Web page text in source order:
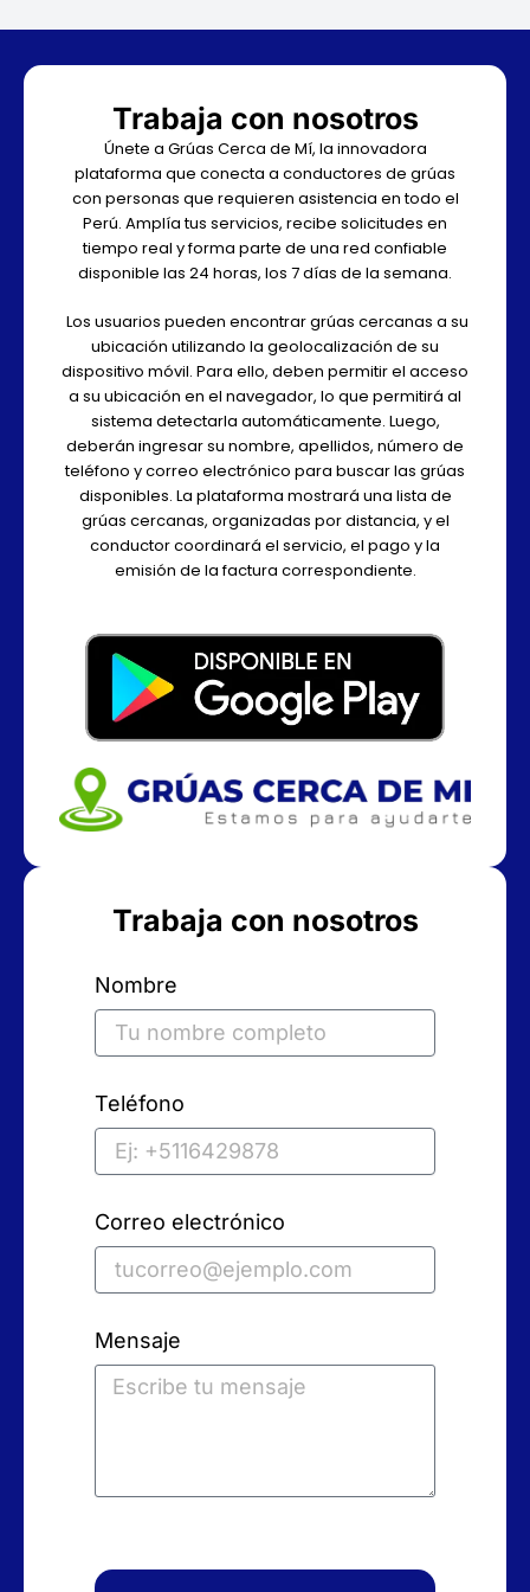
Trabaja con nosotros
Únete a Grúas Cerca de Mí, la innovadora
plataforma que conecta a conductores de grúas
con personas que requieren asistencia en todo el
Perú. Amplía tus servicios, recibe solicitudes en
tiempo real y forma parte de una red confiable
disponible las 24 horas, los 7 días de la semana.
Los usuarios pueden encontrar grúas cercanas a su
ubicación utilizando la geolocalización de su
dispositivo móvil. Para ello, deben permitir el acceso
a su ubicación en el navegador, lo que permitirá al
sistema detectarla automáticamente. Luego,
deberán ingresar su nombre, apellidos, número de
teléfono y correo electrónico para buscar las grúas
disponibles. La plataforma mostrará una lista de
grúas cercanas, organizadas por distancia, y el
conductor coordinará el servicio, el pago y la
emisión de la factura correspondiente.
Trabaja con nosotros
Nombre
Teléfono
Correo electrónico
Mensaje